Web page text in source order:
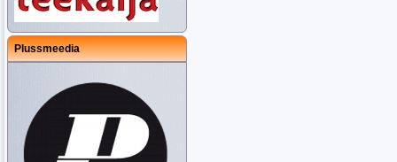
Plussmeedia